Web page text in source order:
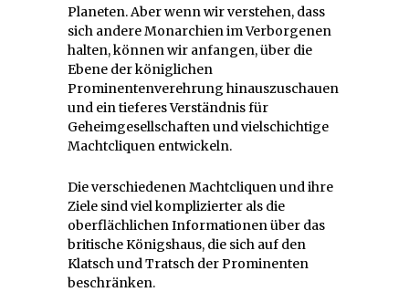
Planeten. Aber wenn wir verstehen, dass
sich andere Monarchien im Verborgenen
halten, können wir anfangen, über die
Ebene der königlichen
Prominentenverehrung hinauszuschauen
und ein tieferes Verständnis für
Geheimgesellschaften und vielschichtige
Machtcliquen entwickeln.
Die verschiedenen Machtcliquen und ihre
Ziele sind viel komplizierter als die
oberflächlichen Informationen über das
britische Königshaus, die sich auf den
Klatsch und Tratsch der Prominenten
beschränken.